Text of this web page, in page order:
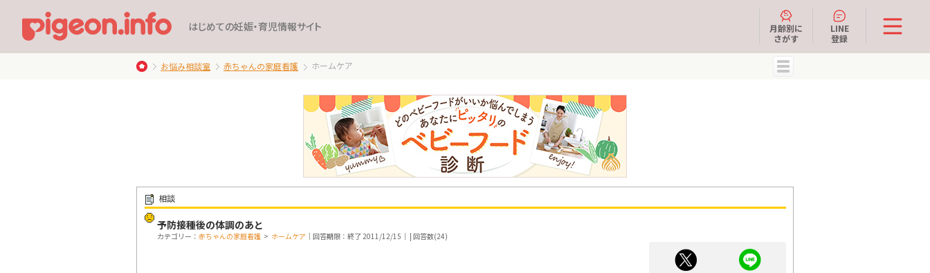
はじめての妊娠・育児情報サイト
月齢別に
さがす
LINE
登録
お悩み相談室 赤ちゃんの家庭看護 ホームケア
相談
予防接種後の体調のあと
カテゴリー： 赤ちゃんの家庭看護 > ホームケア ｜回答期限：終了 2011/12/15｜ | 回答数(24)